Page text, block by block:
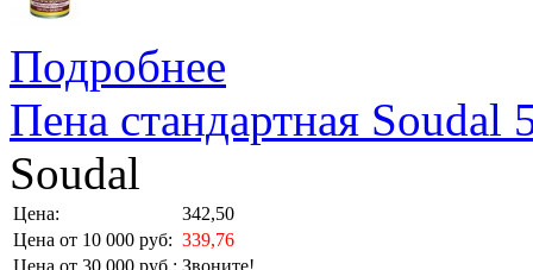
Подробнее
Пена стандартная Soudal
Soudal
Цена:
342,50
Цена от 10 000 руб: 339,76